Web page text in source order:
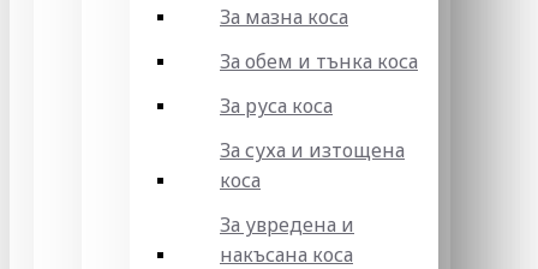
За мазна коса
За обем и тънка коса
За руса коса
За суха и изтощена
коса
За увредена и
накъсана коса